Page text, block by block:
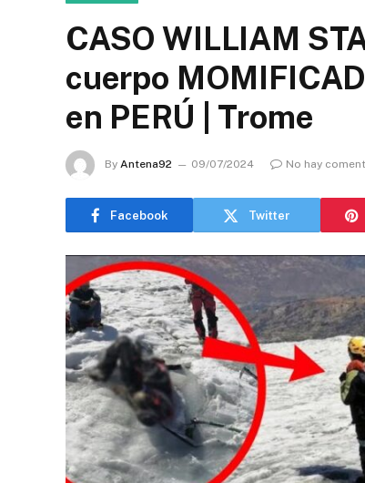
CASO WILLIAM
cuerpo
en PERÚ | Trome
By Antena92 09/07/2024 No hay
Facebook Twitter